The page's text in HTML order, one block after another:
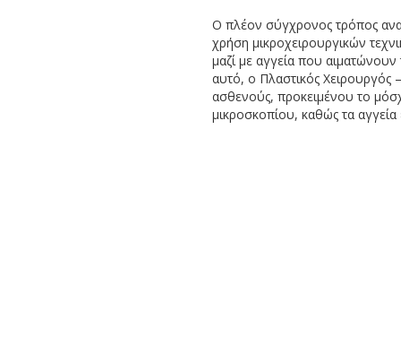
Ο πλέον σύγχρονος τρόπος
χρήση μικροχειρουργικών
μαζί με αγγεία που
αυτό, ο Πλαστικός Χειρουργός
ασθενούς, προκειμένου το
μικροσκοπίου, καθώς τα αγγεία